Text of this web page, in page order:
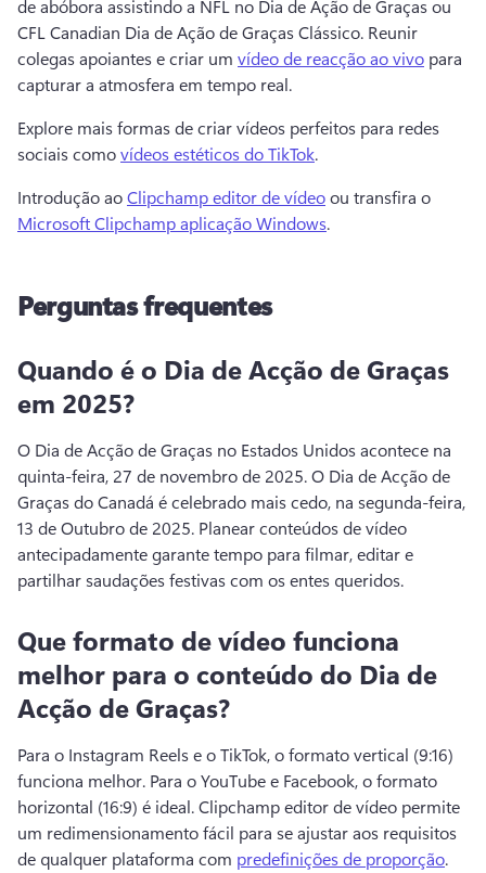
de abóbora assistindo a NFL no Dia de Ação de Graças ou
CFL Canadian Dia de Ação de Graças Clássico. Reunir
colegas apoiantes e criar um vídeo de reacção ao vivo para
capturar a atmosfera em tempo real.
Explore mais formas de criar vídeos perfeitos para redes
sociais como vídeos estéticos do TikTok.
Introdução ao Clipchamp editor de vídeo ou transfira o
Microsoft Clipchamp aplicação Windows.
Perguntas frequentes
Quando é o Dia de Acção de Graças
em 2025?
O Dia de Acção de Graças no Estados Unidos acontece na
quinta-feira, 27 de novembro de 2025. O Dia de Acção de
Graças do Canadá é celebrado mais cedo, na segunda-feira,
13 de Outubro de 2025. Planear conteúdos de vídeo
antecipadamente garante tempo para filmar, editar e
partilhar saudações festivas com os entes queridos.
Que formato de vídeo funciona
melhor para o conteúdo do Dia de
Acção de Graças?
Para o Instagram Reels e o TikTok, o formato vertical (9:16)
funciona melhor. Para o YouTube e Facebook, o formato
horizontal (16:9) é ideal. Clipchamp editor de vídeo permite
um redimensionamento fácil para se ajustar aos requisitos
de qualquer plataforma com predefinições de proporção.